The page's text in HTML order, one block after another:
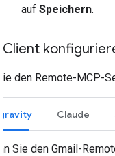
auf Speichern.
Client
Sie den Remote-MCP-
Claude
Sie den Gmail-